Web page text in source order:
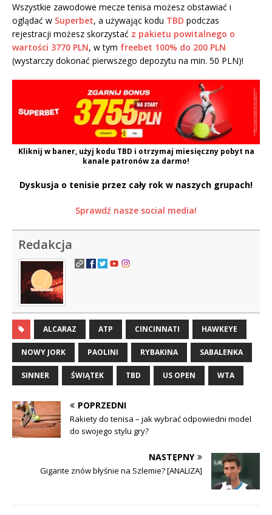
Wszystkie zawodowe mecze tenisa możesz obstawiać i
oglądać w Superbet, a używając kodu TBD podczas
rejestracji możesz skorzystać z pakietu powitalnego o
wartości 3770 PLN, w tym freebet 100% do 200 PLN
(wystarczy dokonać pierwszego depozytu na min. 50 PLN)!
Kliknij w baner, użyj kodu TBD i otrzymaj miesięczny pobyt na
kanale patronów za darmo!
Dyskusja o tenisie przez cały rok w naszych grupach!
Sprawdź nasze social media!
Redakcja
ALCARAZ ATP CINCINNATI HAWKEYE
NOWY JORK PAOLINI RYBAKINA SABALENKA
SINNER ŚWIĄTEK TBD US OPEN WTA
POPRZEDNI
Rakiety do tenisa – jak wybrać odpowiedni model
do swojego stylu gry?
NASTĘPNY
Gigante znów błyśnie na Szlemie? [ANALIZA]